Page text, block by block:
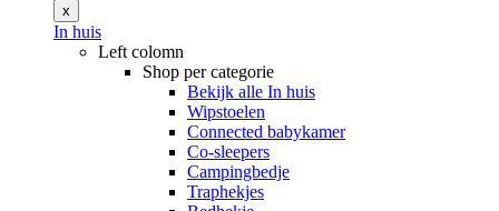
x
In huis
Left colomn
Shop per categorie
Bekijk alle In huis
Wipstoelen
Connected babykamer
Co-sleepers
Campingbedje
Traphekjes